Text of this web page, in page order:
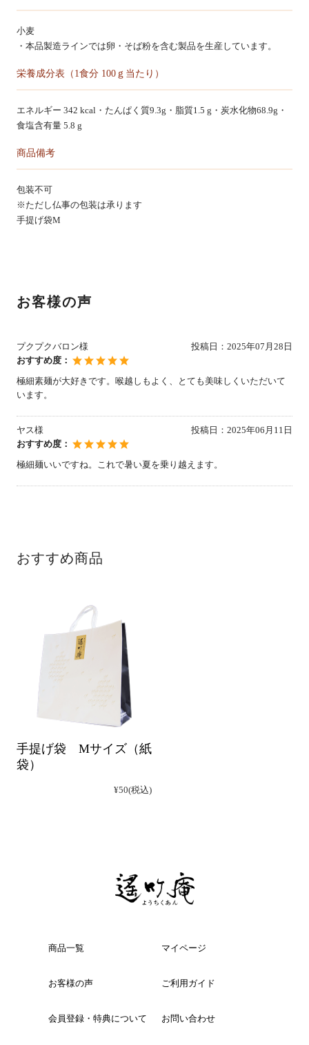
小麦
・本品製造ラインでは卵・そば粉を含む製品を生産しています。
栄養成分表（1食分 100ｇ当たり）
エネルギー 342 kcal・たんぱく質9.3g・脂質1.5 g・炭水化物68.9g・
食塩含有量 5.8 g
商品備考
包装不可
※ただし仏事の包装は承ります
手提げ袋M
お客様の声
プクプクバロン様 投稿日： 2025年07月28日
おすすめ度：
極細素麺が大好きです。喉越しもよく、とても美味しくいただいて
います。
ヤス様 投稿日： 2025年06月11日
おすすめ度：
極細麺いいですね。これで暑い夏を乗り越えます。
おすすめ商品
手提げ袋 Mサイズ（紙
袋）
¥50(税込)
商品一覧 マイページ
お客様の声 ご利用ガイド
会員登録・特典について お問い合わせ